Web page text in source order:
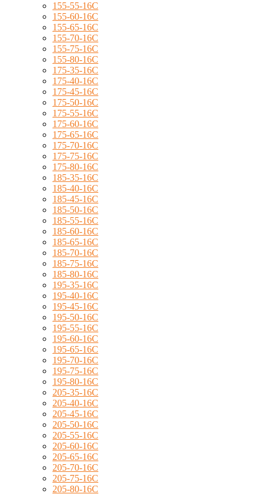
155-55-16C
155-60-16C
155-65-16C
155-70-16C
155-75-16C
155-80-16C
175-35-16C
175-40-16C
175-45-16C
175-50-16C
175-55-16C
175-60-16C
175-65-16C
175-70-16C
175-75-16C
175-80-16C
185-35-16C
185-40-16C
185-45-16C
185-50-16C
185-55-16C
185-60-16C
185-65-16C
185-70-16C
185-75-16C
185-80-16C
195-35-16C
195-40-16C
195-45-16C
195-50-16C
195-55-16C
195-60-16C
195-65-16C
195-70-16C
195-75-16C
195-80-16C
205-35-16C
205-40-16C
205-45-16C
205-50-16C
205-55-16C
205-60-16C
205-65-16C
205-70-16C
205-75-16C
205-80-16C